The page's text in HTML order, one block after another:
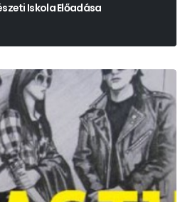
Iskola Előadása